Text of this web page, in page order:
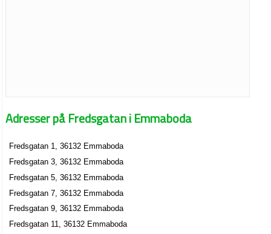
Adresser på Fredsgatan i Emmaboda
Fredsgatan 1, 36132 Emmaboda
Fredsgatan 3, 36132 Emmaboda
Fredsgatan 5, 36132 Emmaboda
Fredsgatan 7, 36132 Emmaboda
Fredsgatan 9, 36132 Emmaboda
Fredsgatan 11, 36132 Emmaboda